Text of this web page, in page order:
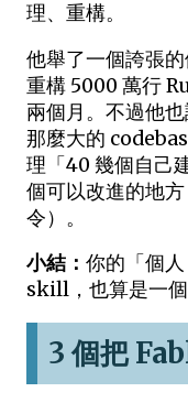
理、重構。
他舉了一個誇張
重構 5000 萬行
兩個月。不過他
那麼大的
理「40 幾個自己
個可以改進的地
令）。
小結： 你的「個
skill，也算是一個
3 個把